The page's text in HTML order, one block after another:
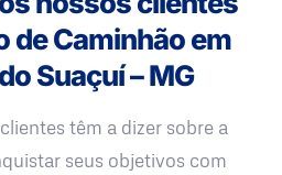
de Caminhão em
Suaçuí – MG
têm a dizer sobre a
seus objetivos com